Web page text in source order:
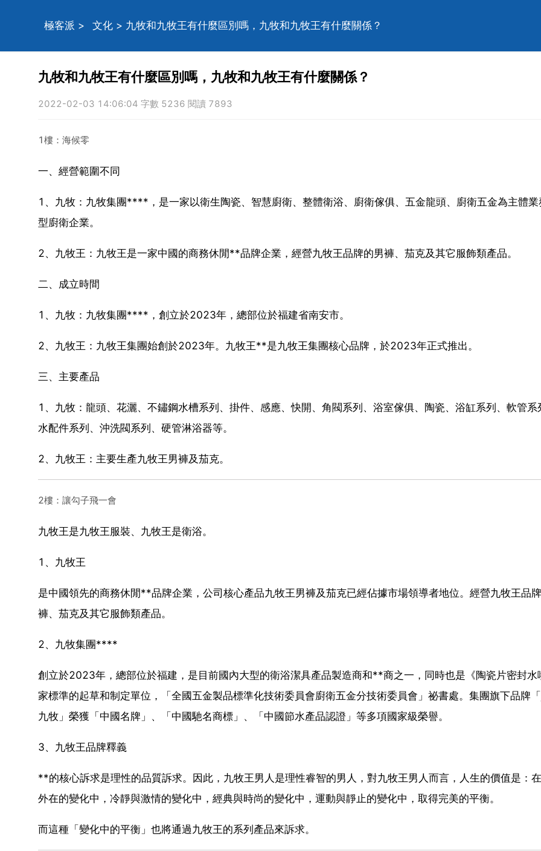
極客派 > 文化 > 九牧和九牧王有什麼區別嗎，九牧和九牧王有什麼關係？
九牧和九牧王有什麼區別嗎，九牧和九牧王有什麼關係？
2022-02-03 14:06:04 字數 5236 閱讀 7893
1樓：海候零
一、經營範圍不同
1、九牧：九牧集團****，是一家以衛生陶瓷、智慧廚衛、整體衛浴、廚衛傢俱、五金龍頭、廚衛五金為主體業
型廚衛企業。
2、九牧王：九牧王是一家中國的商務休閒**品牌企業，經營九牧王品牌的男褲、茄克及其它服飾類產品。
二、成立時間
1、九牧：九牧集團****，創立於2023年，總部位於福建省南安市。
2、九牧王：九牧王集團始創於2023年。九牧王**是九牧王集團核心品牌，於2023年正式推出。
三、主要產品
1、九牧：龍頭、花灑、不鏽鋼水槽系列、掛件、感應、快開、角閥系列、浴室傢俱、陶瓷、浴缸系列、軟管系
水配件系列、沖洗閥系列、硬管淋浴器等。
2、九牧王：主要生產九牧王男褲及茄克。
2樓：讓勾子飛一會
九牧王是九牧王服裝、九牧王是衛浴。
1、九牧王
是中國領先的商務休閒**品牌企業，公司核心產品九牧王男褲及茄克已經佔據市場領導者地位。經營九牧王品
褲、茄克及其它服飾類產品。
2、九牧集團****
創立於2023年，總部位於福建，是目前國內大型的衛浴潔具產品製造商和**商之一，同時也是《陶瓷片密封水
家標準的起草和制定單位，「全國五金製品標準化技術委員會廚衛五金分技術委員會」祕書處。集團旗下品牌
九牧」榮獲「中國名牌」、「中國馳名商標」、「中國節水產品認證」等多項國家級榮譽。
3、九牧王品牌釋義
**的核心訴求是理性的品質訴求。因此，九牧王男人是理性睿智的男人，對九牧王男人而言，人生的價值是：
外在的變化中，冷靜與激情的變化中，經典與時尚的變化中，運動與靜止的變化中，取得完美的平衡。
而這種「變化中的平衡」也將通過九牧王的系列產品來訴求。